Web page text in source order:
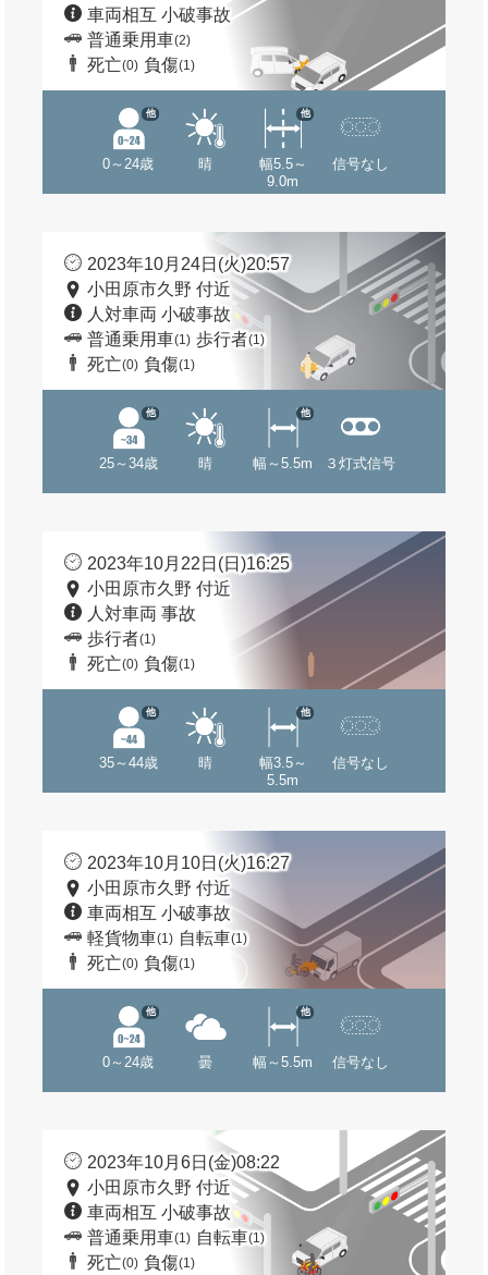
車両相互 小破事故
普通乗用車(2)
死亡(0) 負傷(1)
0～24歳
他
晴
幅5.5～
9.0m
他
信号なし
2023年10月24日(火)20:57
小田原市久野 付近
人対車両 小破事故
普通乗用車(1) 歩行者(1)
死亡(0) 負傷(1)
25～34歳
他
晴 幅～5.5m
他
３灯式信号
2023年10月22日(日)16:25
小田原市久野 付近
人対車両 事故
歩行者(1)
死亡(0) 負傷(1)
35～44歳
他
晴
幅3.5～
5.5m
他
信号なし
2023年10月10日(火)16:27
小田原市久野 付近
車両相互 小破事故
軽貨物車(1) 自転車(1)
死亡(0) 負傷(1)
0～24歳
他
曇 幅～5.5m
他
信号なし
2023年10月6日(金)08:22
小田原市久野 付近
車両相互 小破事故
普通乗用車(1) 自転車(1)
死亡(0) 負傷(1)